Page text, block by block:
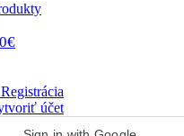
€
účet